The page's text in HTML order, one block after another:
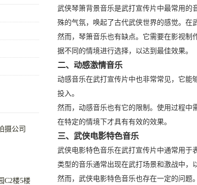
摄公司
C2楼5楼
武侠琴箫背景音乐是武打宣传片中最常用的
殊的气氛，唤起了古代武侠世界的感觉。在
然而，琴箫音乐也有缺点。它需要在影视制
据不同的情境进行选择，以达到最佳效果。
二、动感激情音乐
动感音乐在武打宣传片中也非常常见，它能
投入。
然而，动感音乐也有它的限制。使用过程中
在特定的情境下才具有有效的效果。
三、武侠电影特色音乐
武侠电影特色音乐在武打宣传片中通常用于
类型的音乐通常出现在武打场景和激战中，
然而，武侠电影特色音乐也存在一定的问题